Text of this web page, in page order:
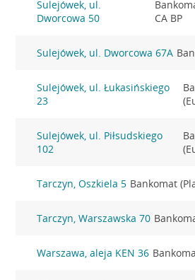
Sulejówek, ul.
Dworcowa 50
CA BP
Sulejówek, ul. Dworcowa 67A
Sulejówek, ul. Łukasińskiego
23
Sulejówek, ul. Piłsudskiego
102
Tarczyn, Oszkiela 5 Bankomat
Tarczyn, Warszawska 70
Warszawa, aleja KEN 36